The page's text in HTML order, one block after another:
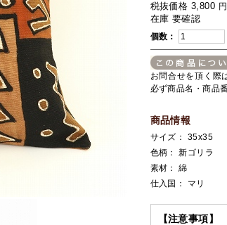
税抜価格 3,800 円
在庫 要確認
個数：
お問合せを頂く際
必ず商品名・商品
商品情報
サイズ： 35x35
色柄： 新ゴリラ
素材： 綿
仕入国： マリ
【注意事項】